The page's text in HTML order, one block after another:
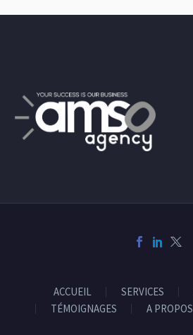
ACCUEIL SERVICES
TÉMOIGNAGES
A PROPOS